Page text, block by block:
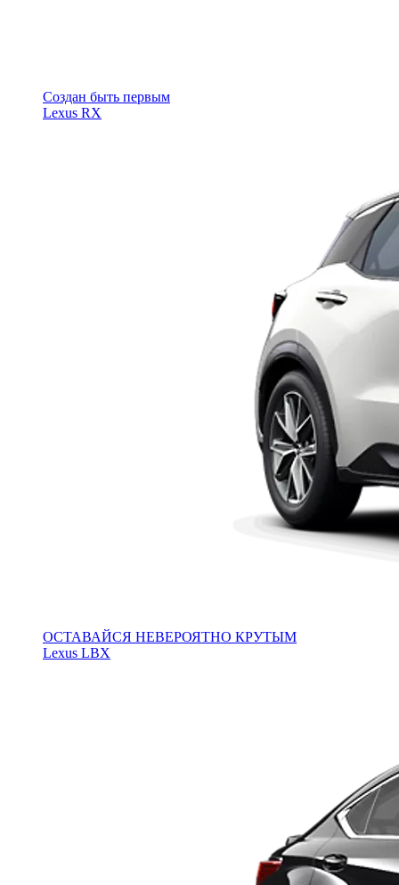
Cоздан быть первым
Lexus RX
ОСТАВАЙСЯ НЕВЕРОЯТНО КРУТЫМ
Lexus LBX